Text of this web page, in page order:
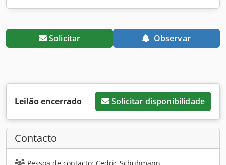
Solicitar Observar
Leilão encerrado Solicitar disponibilidade
Contacto